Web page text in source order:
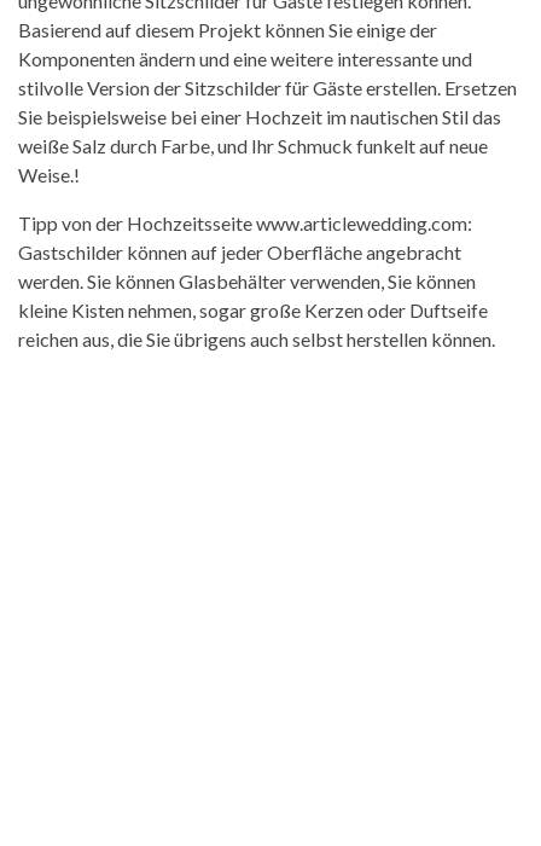
Basierend auf diesem Projekt können Sie einige der
Komponenten ändern und eine weitere interessante und
stilvolle Version der Sitzschilder für Gäste erstellen. Ersetzen
Sie beispielsweise bei einer Hochzeit im nautischen Stil das
weiße Salz durch Farbe, und Ihr Schmuck funkelt auf neue
Weise.!
Tipp von der Hochzeitsseite www.articlewedding.com:
Gastschilder können auf jeder Oberfläche angebracht
werden. Sie können Glasbehälter verwenden, Sie können
kleine Kisten nehmen, sogar große Kerzen oder Duftseife
reichen aus, die Sie übrigens auch selbst herstellen können.